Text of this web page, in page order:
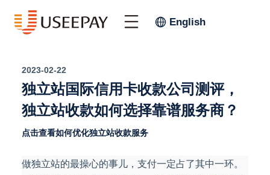
English
2023-02-22
独立站国际信用卡收款公司测评，
独立站收款如何选择靠谱服务商？
点击查看如何优化独立站收款服务
做独立站的最操心的事儿，支付一定占了其中一环。